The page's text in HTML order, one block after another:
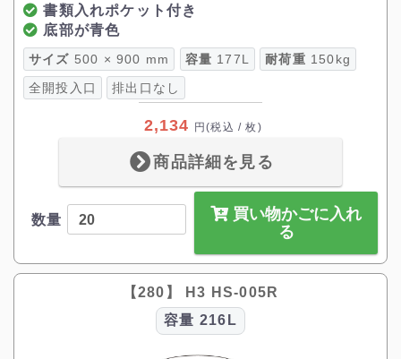
書類入れポケット付き
底部が青色
サイズ 500 × 900 mm 容量 177L 耐荷重 150kg
全開投入口 排出口なし
2,134 円(税込 / 枚)
商品詳細を見る
数量
買い物かごに入れ
る
【280】 H3 HS-005R
容量 216L